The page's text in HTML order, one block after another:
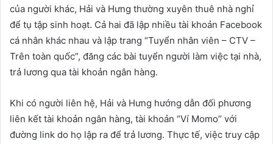
của người khác, Hải và Hưng thường xuyên thuê nhà nghỉ
để tụ tập sinh hoạt. Cả hai đã lập nhiều tài khoản Facebook
cá nhân khác nhau và lập trang “Tuyển nhân viên – CTV –
Trên toàn quốc”, đăng các bài tuyển người làm việc tại nhà,
trả lương qua tài khoản ngân hàng.
Khi có người liên hệ, Hải và Hưng hướng dẫn đối phương
liên kết tài khoản ngân hàng, tài khoản “Ví Momo” với
đường link do họ lập ra để trả lương. Thực tế, việc truy cập